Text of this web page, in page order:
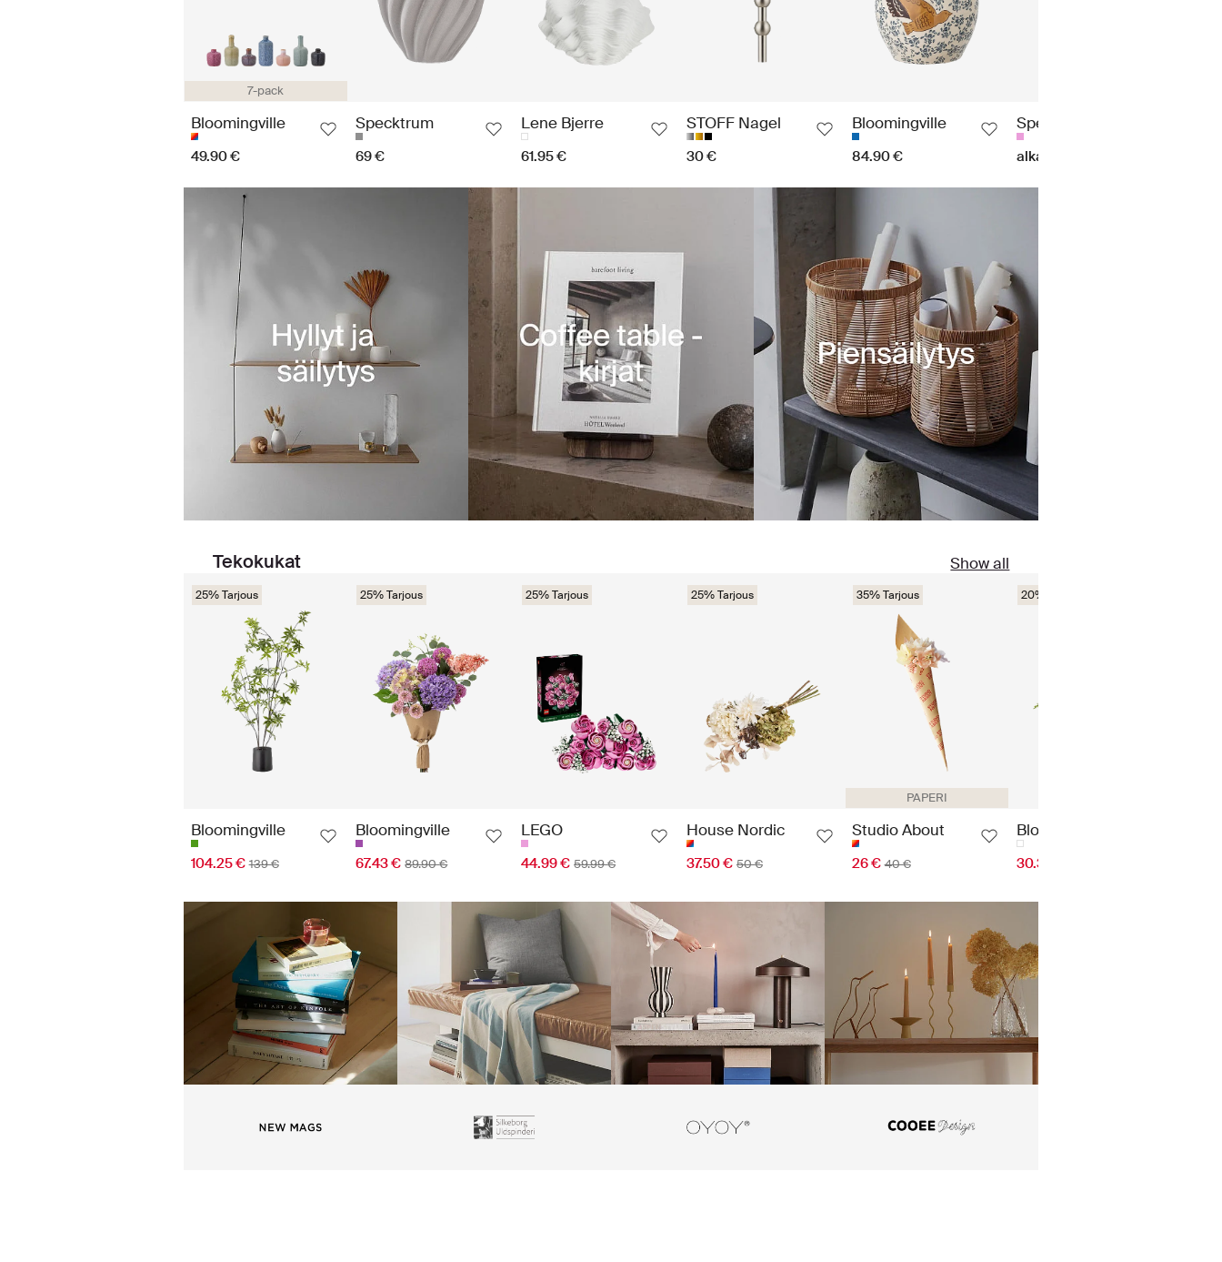
7-pack
Bloomingville
49.90 €
Specktrum
69 €
Lene Bjerre
61.95 €
STOFF Nagel
30 €
Bloomingville
84.90 €
Specktrum
alkaen 82 €
Tekokukat Show all
25% Tarjous
Bloomingville
104.25 € 139 €
25% Tarjous
Bloomingville
67.43 € 89.90 €
25% Tarjous
LEGO
44.99 € 59.99 €
25% Tarjous
House Nordic
37.50 € 50 €
PAPERI
35% Tarjous
Studio About
26 € 40 €
20% Tarjous
Bloomingville
30.32 €